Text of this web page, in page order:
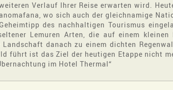
Verlauf Ihrer Reise erwarten wird.
wo sich auch der gleichnamige
des nachhaltigen Tourismus
Lemuren Arten, die auf einem kleinen
danach zu einem dichten
führt ist das Ziel der heutigen Etappe nicht
im Hotel Thermal“